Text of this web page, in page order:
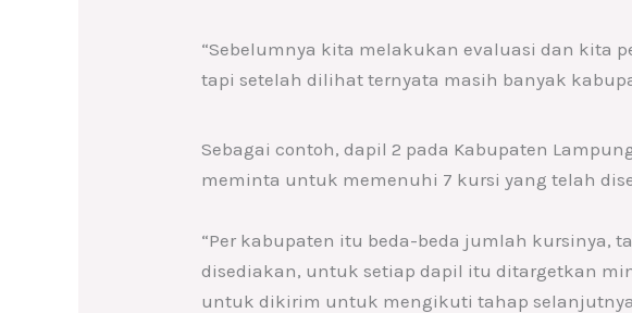
“Sebelumnya kita melakukan evaluasi dan kita
tapi setelah dilihat ternyata masih banyak
Sebagai contoh, dapil 2 pada Kabupaten
meminta untuk memenuhi 7 kursi yang telah
“Per kabupaten itu beda-beda jumlah
disediakan, untuk setiap dapil itu ditargetkan
untuk dikirim untuk mengikuti tahap